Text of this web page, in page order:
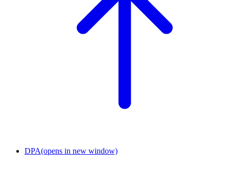
DPA(opens in new window)